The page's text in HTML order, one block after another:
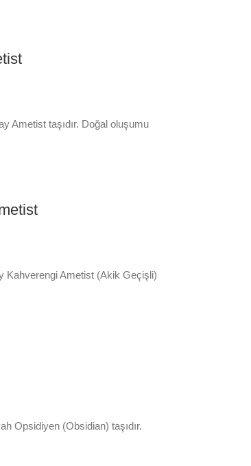
Ametist taşıdır. Doğal oluşumu
Kahverengi Ametist (Akik Geçişli)
Opsidiyen (Obsidian) taşıdır.